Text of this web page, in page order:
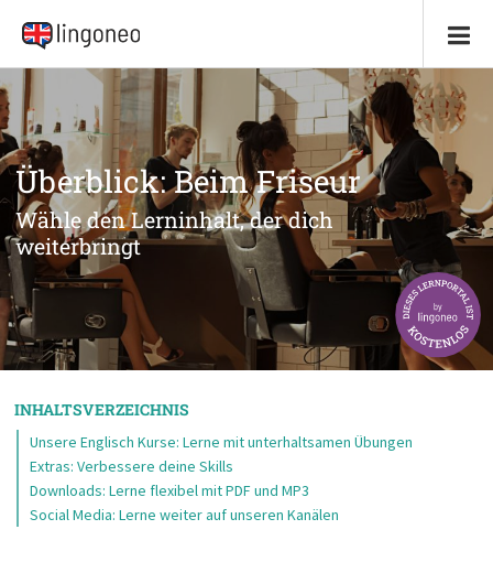
Überblick: Beim Friseur
Wähle den Lerninhalt, der dich
weiterbringt
INHALTSVERZEICHNIS
Unsere Englisch Kurse: Lerne mit unterhaltsamen Übungen
Extras: Verbessere deine Skills
Downloads: Lerne flexibel mit PDF und MP3
Social Media: Lerne weiter auf unseren Kanälen